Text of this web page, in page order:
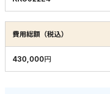
費用総額（税込）
430,000円